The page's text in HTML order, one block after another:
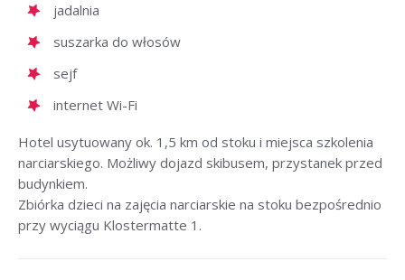
jadalnia
suszarka do włosów
sejf
internet Wi-Fi
Hotel usytuowany ok. 1,5 km od stoku i miejsca szkolenia
narciarskiego. Możliwy dojazd skibusem, przystanek przed
budynkiem.
Zbiórka dzieci na zajęcia narciarskie na stoku bezpośrednio
przy wyciągu Klostermatte 1.